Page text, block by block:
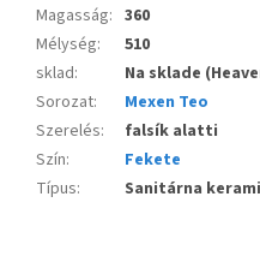
Magasság: 360
Mélység:
510
sklad:
Na sklade
Sorozat:
Mexen Teo
Szerelés:
falsík alatti
Szín:
Fekete
Típus: Sanitárna